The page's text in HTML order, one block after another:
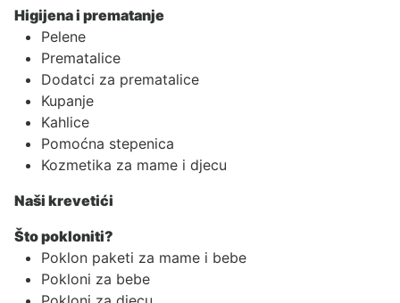
Higijena i prematanje
Pelene
Prematalice
Dodatci za prematalice
Kupanje
Kahlice
Pomoćna stepenica
Kozmetika za mame i djecu
Naši krevetići
Što pokloniti?
Poklon paketi za mame i bebe
Pokloni za bebe